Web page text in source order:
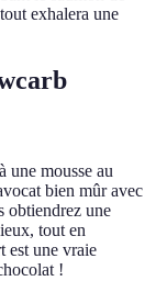
exhalera une
une mousse au
bien mûr avec
obtiendrez une
tout en
est une vraie
!